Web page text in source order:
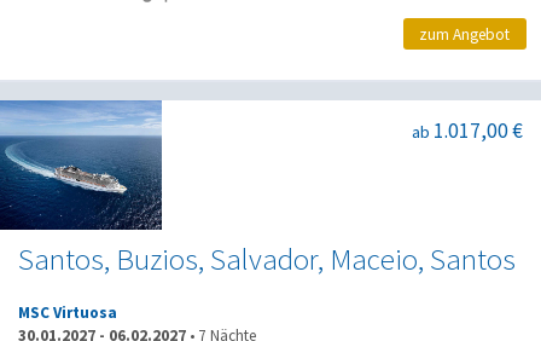
zum Angebot
Santos, Buzios, Salvador, Maceio, Santos
ab 1.017,00 €
MSC Virtuosa
30.01.2027 - 06.02.2027 • 7 Nächte